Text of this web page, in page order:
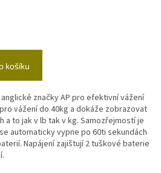
košíku
značky AP pro efektivní vážení
vážení do 40kg a dokáže zobrazovat
to jak v lb tak v kg. Samozřejmostí je
automaticky vypne po 60ti sekundách
Napájení zajištují 2 tuškové baterie